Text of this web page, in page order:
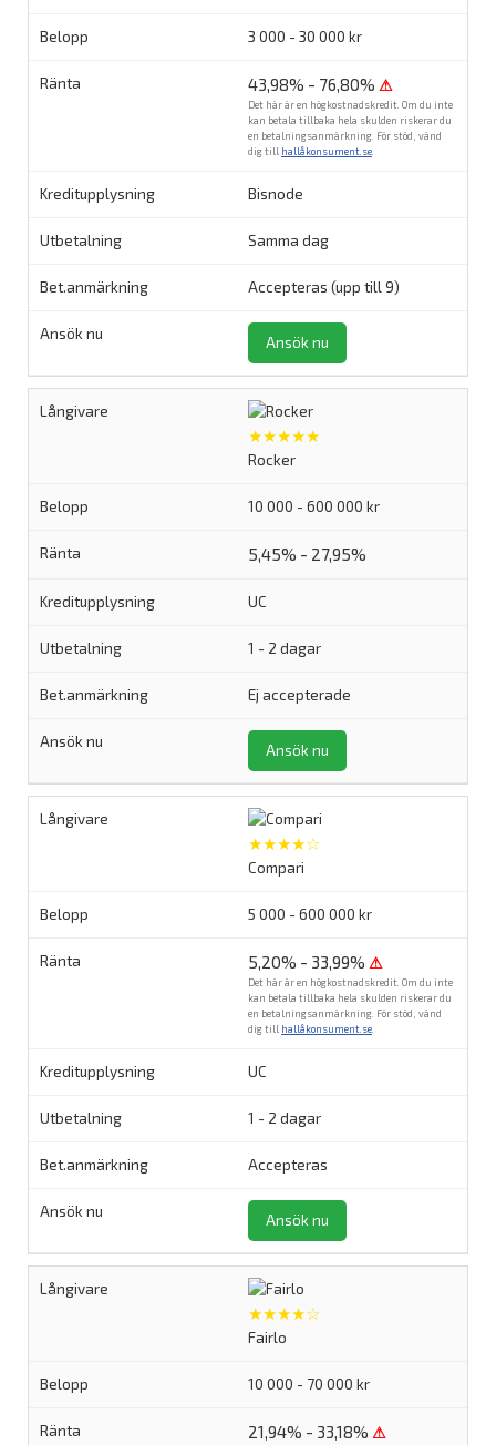
3 000 - 30 000 kr
43,98% - 76,80% ⚠
Det här är en högkostnadskredit. Om du inte
kan betala tillbaka hela skulden riskerar du
en betalningsanmärkning. För stöd, vänd
dig till hallåkonsument.se
Bisnode
Samma dag
Accepteras (upp till 9)
Ansök nu
★★★★★
Rocker
10 000 - 600 000 kr
5,45% - 27,95%
UC
1 - 2 dagar
Ej accepterade
Ansök nu
★★★★☆
Compari
5 000 - 600 000 kr
5,20% - 33,99% ⚠
Det här är en högkostnadskredit. Om du inte
kan betala tillbaka hela skulden riskerar du
en betalningsanmärkning. För stöd, vänd
dig till hallåkonsument.se
UC
1 - 2 dagar
Accepteras
Ansök nu
★★★★☆
Fairlo
10 000 - 70 000 kr
21,94% - 33,18% ⚠